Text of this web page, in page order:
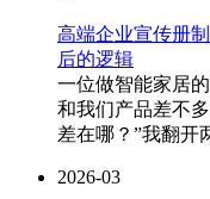
高端企业宣传册
后的逻辑
一位做智能家居
和我们产品差不
差在哪？”我翻开
2026-03